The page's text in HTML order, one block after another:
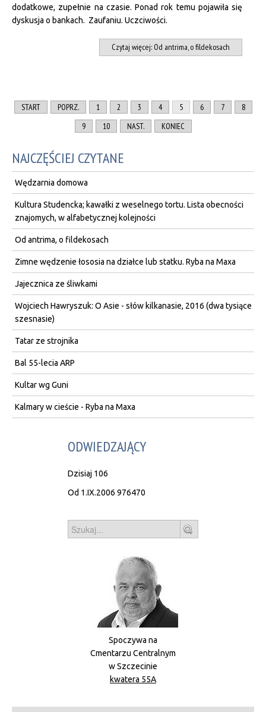
dodatkowe, zupełnie na czasie. Ponad rok temu pojawiła się
dyskusja o bankach. Zaufaniu. Uczciwości.
Czytaj więcej: Od antrima, o fildekosach
START POPRZ. 1 2 3 4 5 6 7
8
9
10 NAST. KONIEC
NAJCZĘŚCIEJ CZYTANE
Wędzarnia domowa
Kultura Studencka; kawałki z weselnego tortu. Lista obecności
znajomych, w alfabetycznej kolejności
Od antrima, o fildekosach
Zimne wędzenie łososia na działce lub statku. Ryba na Maxa
Jajecznica ze śliwkami
Wojciech Hawryszuk: O Asie - słów kilkanasie, 2016 (dwa tysiące
szesnasie)
Tatar ze strojnika
Bal 55-lecia ARP
Kultar wg Guni
Kalmary w cieście - Ryba na Maxa
ODWIEDZAJĄCY
Dzisiaj 106
Od 1.IX.2006 976470
Szukaj
Spoczywa na
Cmentarzu Centralnym
w Szczecinie
kwatera 55A